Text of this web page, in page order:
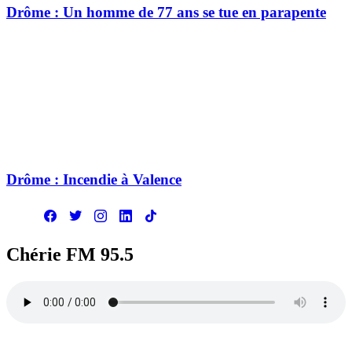
Drôme : Un homme de 77 ans se tue en parapente
Drôme : Incendie à Valence
Chérie FM 95.5